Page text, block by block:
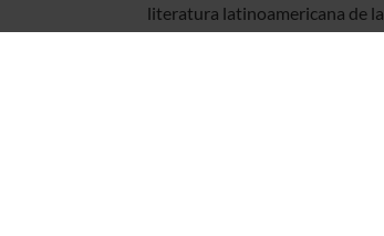
literatura latinoamericana de la
Conquista a la Modernidad